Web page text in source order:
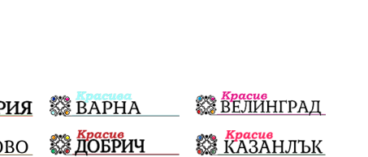
Народно събрание прокуратура
Бюджет2026 Плевенско Новини